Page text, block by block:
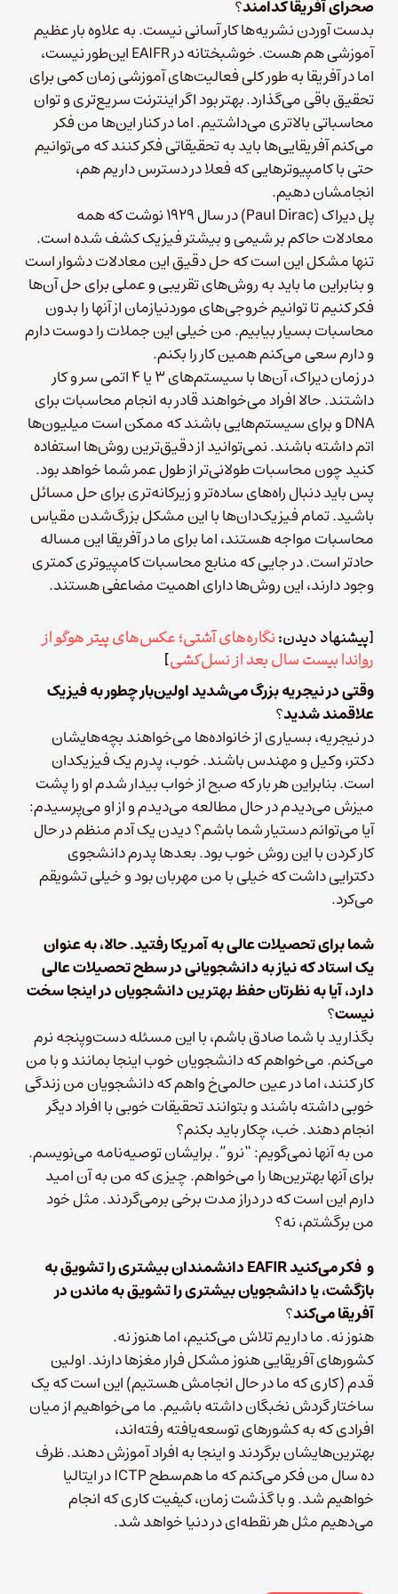
صحرای آفریقا کدامند؟
بدست آوردن نشریه‌ها کار آسانی نیست. به علاوه بار عظیم
آموزشی هم هست. خوشبختانه در EAIFR این‌طور نیست،
اما در آفریقا به طور کلی فعالیت‌های آموزشی زمان کمی برای
تحقیق باقی می‌گذارد. بهتر بود اگر اینترنت سریع‌تری و توان
محاسباتی بالاتری می‌داشتیم. اما در کنار این‌ها من فکر
می‌کنم آفریقایی‌ها باید به تحقیقاتی فکر کنند که می‌توانیم
حتی با کامپیوترهایی که فعلا در دسترس داریم هم،
انجامشان دهیم.
پل دیراک (Paul Dirac) در سال ۱۹۲۹ نوشت که همه
معادلات حاکم بر شیمی و بیشتر فیزیک کشف شده است.
تنها مشکل این است که حل دقیق این معادلات دشوار است
و بنابراین ما باید به روش‌های تقریبی و عملی برای حل آن‌ها
فکر کنیم تا توانیم خروجی‌های موردنیازمان از آنها را بدون
محاسبات بسیار بیابیم. من خیلی این جملات را دوست دارم
و دارم سعی می‌کنم همین کار را بکنم.
در زمان دیراک، آن‌ها با سیستم‌های ۳ یا ۴ اتمی سر و کار
داشتند. حالا افراد می‌خواهند قادر به انجام محاسبات برای
DNA و برای سیستم‌هایی باشند که ممکن است میلیون‌ها
اتم داشته باشند. نمی‌توانید از دقیق‌ترین روش‌ها استفاده
کنید چون محاسبات طولانی‌تر از طول عمر شما خواهد بود.
پس باید دنبال راه‌های ساده‌تر و زیرکانه‌تری برای حل مسائل
باشید. تمام فیزیک‌دان‌ها با این مشکل بزرگ‌شدن مقیاس
محاسبات مواجه هستند، اما برای ما در آفریقا این مساله
حادتر است. در جایی‌ که منابع محاسبات کامپیوتری کمتری
وجود دارند، این روش‌ها دارای اهمیت مضاعفی هستند.
[پیشنهاد دیدن:نگاره‌های آشتی؛ عکس‌های پیتر هوگو از
رواندا بیست سال بعد از نسل‌کشی]
وقتی در نیجریه بزرگ می‌شدید اولین‌بار چطور به فیزیک
علاقمند شدید؟
در نیجریه، بسیاری از خانواده‌ها می‌خواهند بچه‌هایشان
دکتر، وکیل و مهندس باشند. خوب، پدرم یک فیزیکدان
است. بنابراین هر بار که صبح از خواب بیدار شدم او را پشت
میزش می‌دیدم در حال مطالعه می‌دیدم و از او می‌پرسیدم:
آیا می‌توانم دستیار شما باشم؟ دیدن یک آدم منظم در حال
کار کردن با این روش خوب بود. بعدها پدرم دانشجوی
دکترایی داشت که خیلی با من مهربان بود و خیلی تشویقم
می‌کرد.
شما برای تحصیلات عالی به آمریکا رفتید. حالا، به عنوان
یک استاد که نیاز به دانشجویانی در سطح تحصیلات عالی
دارد، آیا به نظرتان حفظ بهترین دانشجویان در اینجا سخت
نیست؟
بگذارید با شما صادق باشم، با این مسئله دست‌وپنجه نرم‌
می‌کنم. می‌خواهم که دانشجویان خوب اینجا بمانند و با من
کار کنند، اما در عین حالمی‌خ واهم که دانشجویان من زندگی
خوبی داشته باشند و بتوانند تحقیقات خوبی با افراد دیگر
انجام دهند. خب، چکار باید بکنم؟
من به آنها نمی‌گویم: “نرو”. برایشان توصیه‌نامه می‌نویسم.
برای آنها بهترین‌ها را می‌خواهم. چیزی که من به آن امید
دارم این است که در دراز مدت برخی برمی‌گردند. مثل خود
من برگشتم، نه؟
و فکر می‌کنیدEAFIRدانشمندان بیشتری را تشویق به
بازگشت، یا دانشجویان بیشتری را تشویق به ماندن در
آفریقا می‌کند؟
هنوز نه. ما داریم تلاش می‌کنیم، اما هنوز نه.
کشورهای آفریقایی هنوز مشکل فرار مغزها دارند. اولین
قدم (کاری که ما در حال انجامش هستیم) این است که یک
ساختار گردش نخبگان داشته باشیم. ما می‌خواهیم از میان
افرادی که به کشورهای توسعه‌یافته رفته‌اند،
بهترین‌هایشان برگردند و اینجا به افراد آموزش دهند. ظرف
ده سال من فکر می‌کنم که ما هم‌سطح ICTP در ایتالیا
خواهیم شد. و با گذشت زمان، کیفیت کاری که انجام
می‌دهیم مثل هر نقطه‌ای در دنیا خواهد شد.